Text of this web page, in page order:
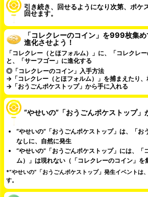
引き続き、回せるようになり次第、ポケ
回せます。
「コレクレーのコイン」を999枚集
進化させよう！
「コレクレー（とほフォルム）」に、「コレクレ
と、「サーフゴー」に進化する
◎「コレクレーのコイン」入手方法
→「コレクレー（とほフォルム）」を捕まえたり、
→「おうごんポケストップ」から手に入れる
“やせいの”「おうごんポケストップ」
“やせいの”「おうごんポケストップ」は、「お
なしに、自然に発生
“やせいの”「おうごんポケストップ」には、「
ム）」は現れない（「コレクレーのコイン」を
*“やせいの”「おうごんポケストップ」発生イベントは
す。